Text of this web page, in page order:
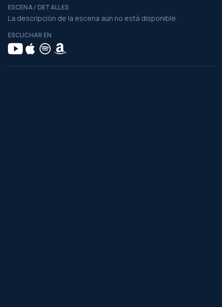
ESCENA / DETALLES
La descripción de la escena aún no está disponible.
ESCUCHAR EN